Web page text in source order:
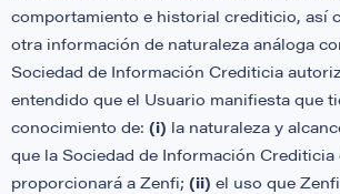
comportamiento e historial crediticio, así
otra información de naturaleza análoga
Sociedad de Información Crediticia
entendido que el Usuario manifiesta que
conocimiento de: (i) la naturaleza y
que la Sociedad de Información Crediticia
proporcionará a Zenfi; (ii) el uso que